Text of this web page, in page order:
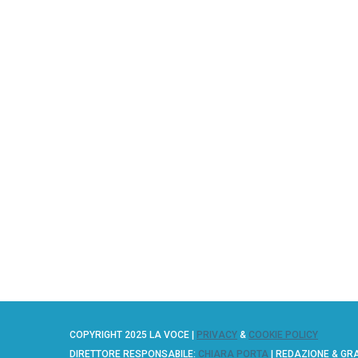
COPYRIGHT 2025 LA VOCE | PRIVACY & COOKIE POLICY
DIRETTORE RESPONSABILE: CHIARA PORTA | REDAZIONE &